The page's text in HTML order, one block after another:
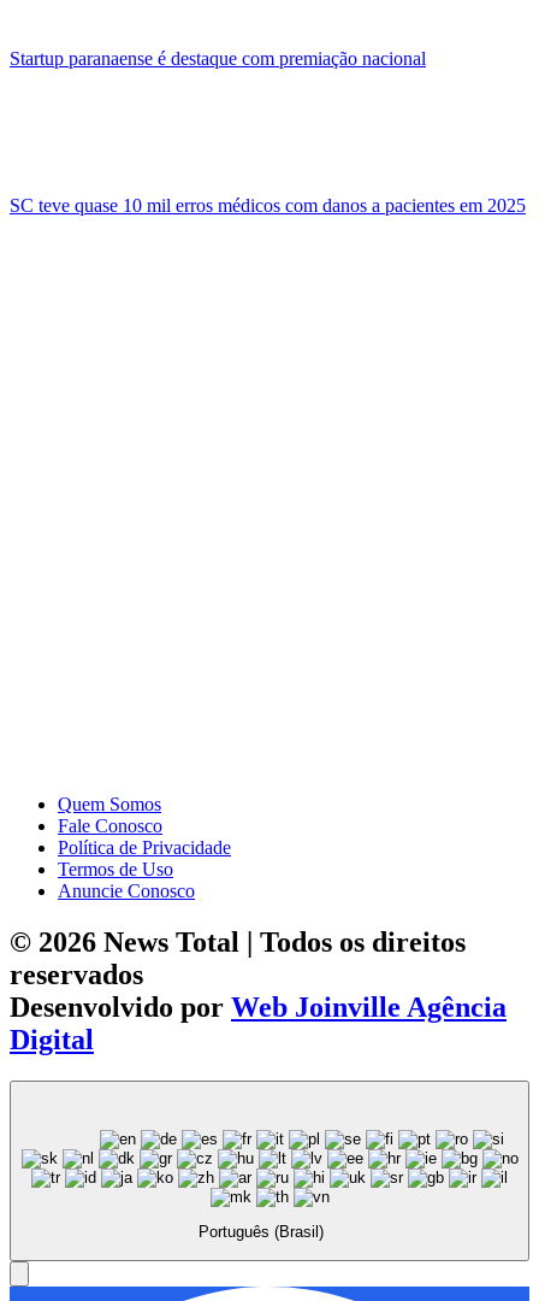
Startup paranaense é destaque com premiação nacional
SC teve quase 10 mil erros médicos com danos a pacientes em 2025
Quem Somos
Fale Conosco
Política de Privacidade
Termos de Uso
Anuncie Conosco
© 2026 News Total | Todos os direitos
reservados
Desenvolvido por Web Joinville Agência
Digital
Português (Brasil)